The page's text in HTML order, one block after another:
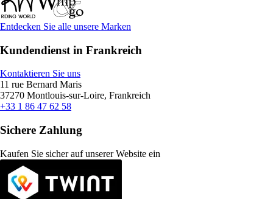
Entdecken Sie alle unsere Marken
Kundendienst in Frankreich
Kontaktieren Sie uns
11 rue Bernard Maris
37270 Montlouis-sur-Loire, Frankreich
+33 1 86 47 62 58
Sichere Zahlung
Kaufen Sie sicher auf unserer Website ein